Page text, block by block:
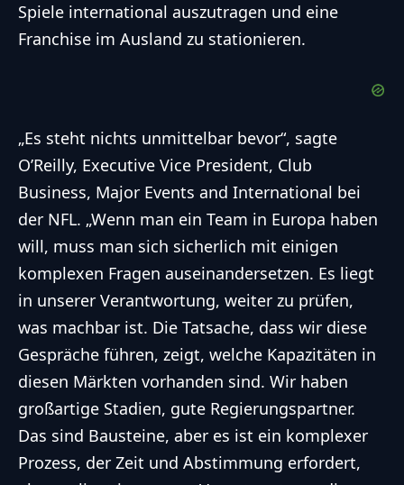
Spiele international auszutragen und eine
Franchise im Ausland zu stationieren.
„Es steht nichts unmittelbar bevor“, sagte
O’Reilly, Executive Vice President, Club
Business, Major Events and International bei
der NFL. „Wenn man ein Team in Europa haben
will, muss man sich sicherlich mit einigen
komplexen Fragen auseinandersetzen. Es liegt
in unserer Verantwortung, weiter zu prüfen,
was machbar ist. Die Tatsache, dass wir diese
Gespräche führen, zeigt, welche Kapazitäten in
diesen Märkten vorhanden sind. Wir haben
großartige Stadien, gute Regierungspartner.
Das sind Bausteine, aber es ist ein komplexer
Prozess, der Zeit und Abstimmung erfordert,